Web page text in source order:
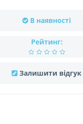
В наявності
Рейтинг:
Залишити відгук